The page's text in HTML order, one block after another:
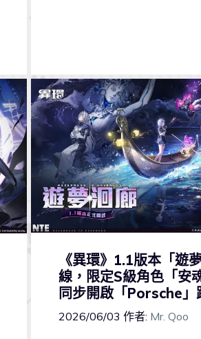
《異環》1.1版本「遊
線，限定S級角色「安
同步開啟「Porsche」
2026/06/03 作者: Mr. Qoo